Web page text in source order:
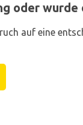
oder wurde
auf eine